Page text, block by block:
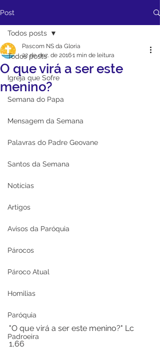
Post
Todos posts
Igreja que Sofre
Semana do Papa
Mensagem da Semana
Palavras do Padre Geovane
Santos da Semana
Notícias
Artigos
Avisos da Paróquia
Párocos
Pároco Atual
Homilias
Paróquia
Padroeira
Todos posts
O que virá a ser este
menino?
Pascom NS da Gloria
22 de dez. de 20161 min de leitura
"O que virá a ser este menino?" Lc
1,66